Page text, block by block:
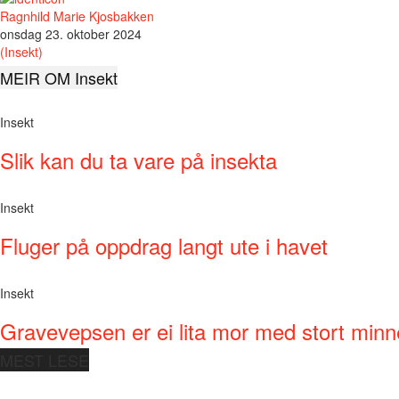
Ragnhild Marie Kjosbakken
onsdag 23. oktober 2024
(Insekt)
MEIR OM Insekt
Insekt
Slik kan du ta vare på insekta
Insekt
Fluger på oppdrag langt ute i havet
Insekt
Gravevepsen er ei lita mor med stort